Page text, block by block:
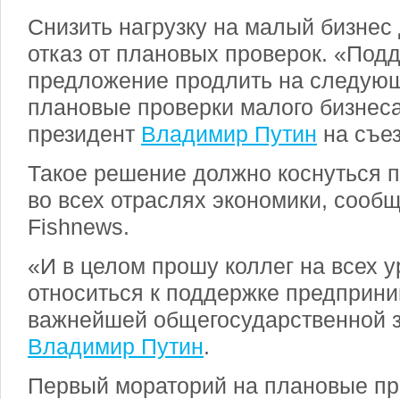
Снизить нагрузку на малый
отказ от плановых проверок.
предложение продлить на
плановые проверки малого
президент Владимир Путин на
Такое решение должно коснуться
во всех отраслях экономики,
Fishnews.
«И в целом прошу коллег на всех
относиться к поддержке
важнейшей общегосударственной
Владимир Путин.
Первый мораторий на плановые